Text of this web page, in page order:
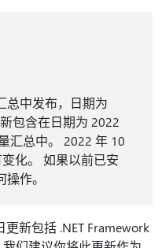
总中发布，日期为
包含在日期为 2022
汇总中。 2022 年 10
化。 如果以前已安
作。
新包括 .NET Framework